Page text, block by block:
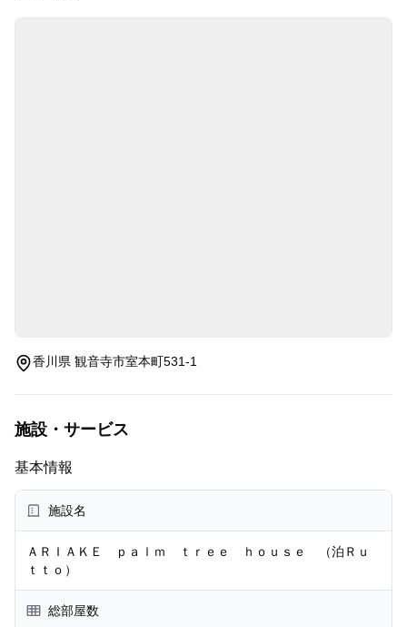
香川県 観音寺市室本町531-1
施設・サービス
基本情報
施設名
ＡＲＩＡＫＥ ｐａｌｍ ｔｒｅｅ ｈｏｕｓｅ （泊Ｒｕ
ｔｔｏ）
総部屋数